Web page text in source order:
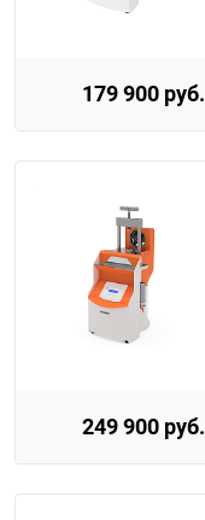
179 900 руб.
249 900 руб.